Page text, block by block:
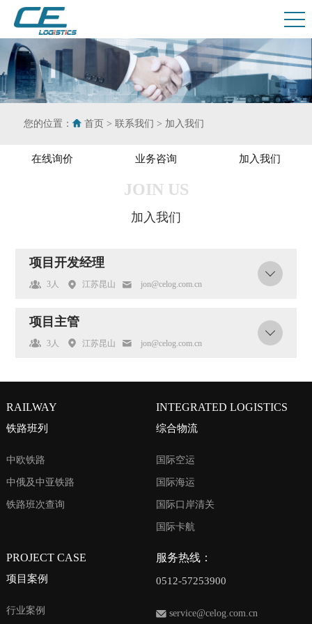
您的位置： 首页 > 联系我们 > 加入我们
在线询价 业务咨询 加入我们
JOIN US
加入我们
项目开发经理
3人 江苏昆山 jon@celog.com.cn
项目主管
3人 江苏昆山 jon@celog.com.cn
RAILWAY
铁路班列
中欧铁路
中俄及中亚铁路
铁路班次查询
INTEGRATED LOGISTICS
综合物流
国际空运
国际海运
国际口岸清关
国际卡航
PROJECT CASE
项目案例
行业案例
服务热线：
0512-57253900
service@celog.com.cn